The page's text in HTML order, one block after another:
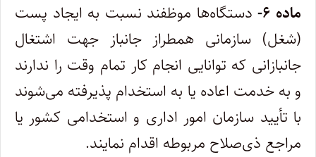
ماده ۶-
دستگاه‌ها موظفند نسبت به ایجاد پست
(شغل) سازمانی همطراز جانباز جهت اشتغال
جانبازانی که توانایی انجام کار تمام وقت را ندارند
و به خدمت اعاده یا به استخدام پذیرفته می‌شوند
با تأیید سازمان امور اداری و استخدامی کشور یا
مراجع ذی‌صلاح مربوطه اقدام نمایند.